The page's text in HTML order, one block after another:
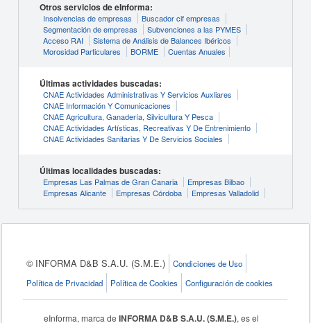
Otros servicios de eInforma:
Insolvencias de empresas
Buscador cif empresas
Segmentación de empresas
Subvenciones a las PYMES
Acceso RAI
Sistema de Análisis de Balances Ibéricos
Morosidad Particulares
BORME Cuentas Anuales
Últimas actividades buscadas:
CNAE Actividades Administrativas Y Servicios Auxliares
CNAE Información Y Comunicaciones
CNAE Agricultura, Ganadería, Silvicultura Y Pesca
CNAE Actividades Artísticas, Recreativas Y De Entrenimiento
CNAE Actividades Sanitarias Y De Servicios Sociales
Últimas localidades buscadas:
Empresas Las Palmas de Gran Canaria
Empresas Bilbao
Empresas Alicante
Empresas Córdoba Empresas Valladolid
© INFORMA D&B S.A.U. (S.M.E.)
Condiciones de Uso
Política de Privacidad
Política de Cookies Configuración de cookies
eInforma, marca deINFORMA D&B S.A.U. (S.M.E.), es el